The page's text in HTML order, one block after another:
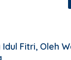
Fitri, Oleh